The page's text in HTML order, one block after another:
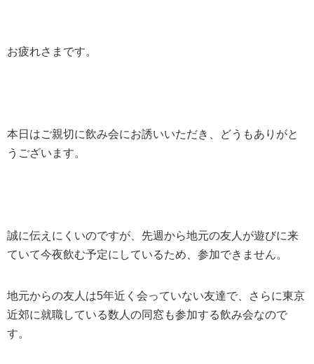
お疲れさまです。
本日はご親切に飲み会にお誘いいただき、どうもありがと
うございます。
誠に伝えにくいのですが、先週から地元の友人が遊びに来
ていて今夜飲む予定にしているため、参加できません。
地元からの友人は5年近く会っていない友達で、さらに東京
近郊に就職している数人の同窓も参加する飲み会なので
す。